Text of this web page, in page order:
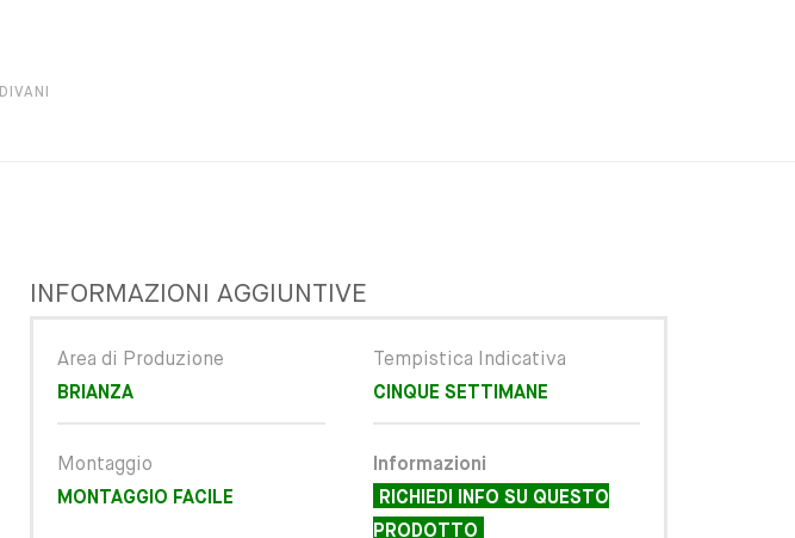
DIVANI
INFORMAZIONI AGGIUNTIVE
Area di Produzione
BRIANZA
Montaggio
MONTAGGIO FACILE
Tempistica Indicativa
CINQUE SETTIMANE
Informazioni
RICHIEDI INFO SU QUESTO
PRODOTTO